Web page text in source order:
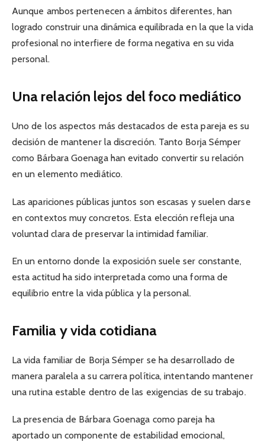
Aunque ambos pertenecen a ámbitos diferentes, han
logrado construir una dinámica equilibrada en la que la vida
profesional no interfiere de forma negativa en su vida
personal.
Una relación lejos del foco mediático
Uno de los aspectos más destacados de esta pareja es su
decisión de mantener la discreción. Tanto Borja Sémper
como Bárbara Goenaga han evitado convertir su relación
en un elemento mediático.
Las apariciones públicas juntos son escasas y suelen darse
en contextos muy concretos. Esta elección refleja una
voluntad clara de preservar la intimidad familiar.
En un entorno donde la exposición suele ser constante,
esta actitud ha sido interpretada como una forma de
equilibrio entre la vida pública y la personal.
Familia y vida cotidiana
La vida familiar de Borja Sémper se ha desarrollado de
manera paralela a su carrera política, intentando mantener
una rutina estable dentro de las exigencias de su trabajo.
La presencia de Bárbara Goenaga como pareja ha
aportado un componente de estabilidad emocional,